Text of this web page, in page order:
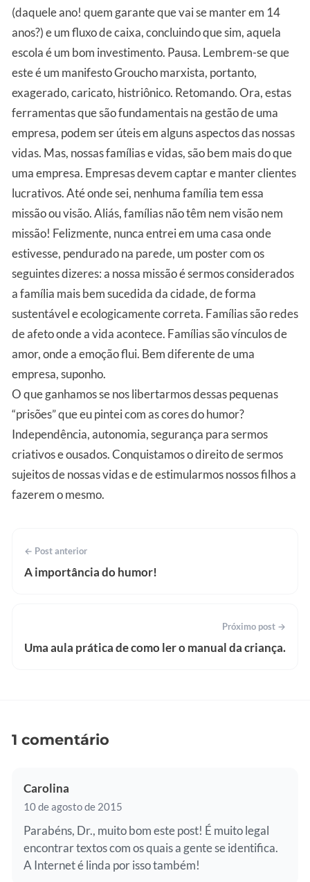
(daquele ano! quem garante que vai se manter em 14
anos?) e um fluxo de caixa, concluindo que sim, aquela
escola é um bom investimento. Pausa. Lembrem-se que
este é um manifesto Groucho marxista, portanto,
exagerado, caricato, histriônico. Retomando. Ora, estas
ferramentas que são fundamentais na gestão de uma
empresa, podem ser úteis em alguns aspectos das nossas
vidas. Mas, nossas famílias e vidas, são bem mais do que
uma empresa. Empresas devem captar e manter clientes
lucrativos. Até onde sei, nenhuma família tem essa
missão ou visão. Aliás, famílias não têm nem visão nem
missão! Felizmente, nunca entrei em uma casa onde
estivesse, pendurado na parede, um poster com os
seguintes dizeres: a nossa missão é sermos considerados
a família mais bem sucedida da cidade, de forma
sustentável e ecologicamente correta. Famílias são redes
de afeto onde a vida acontece. Famílias são vínculos de
amor, onde a emoção flui. Bem diferente de uma
empresa, suponho.
O que ganhamos se nos libertarmos dessas pequenas
“prisões” que eu pintei com as cores do humor?
Independência, autonomia, segurança para sermos
criativos e ousados. Conquistamos o direito de sermos
sujeitos de nossas vidas e de estimularmos nossos filhos a
fazerem o mesmo.
← Post anterior
A importância do humor!
Próximo post →
Uma aula prática de como ler o manual da criança.
1 comentário
Carolina
10 de agosto de 2015
Parabéns, Dr., muito bom este post! É muito legal
encontrar textos com os quais a gente se identifica.
A Internet é linda por isso também!